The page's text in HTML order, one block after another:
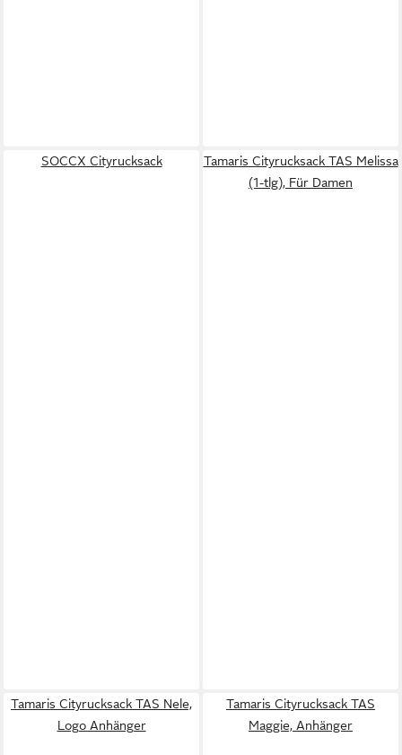
SOCCX Cityrucksack
Tamaris Cityrucksack TAS Melissa
(1-tlg), Für Damen
Tamaris Cityrucksack TAS Nele,
Logo Anhänger
Tamaris Cityrucksack TAS
Maggie, Anhänger